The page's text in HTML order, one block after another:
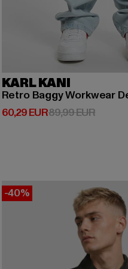
KARL KANI
Retro Baggy Workwear
60,29 EUR
Ajankohtainen hinta: 60,29
89,99 EUR
-40%